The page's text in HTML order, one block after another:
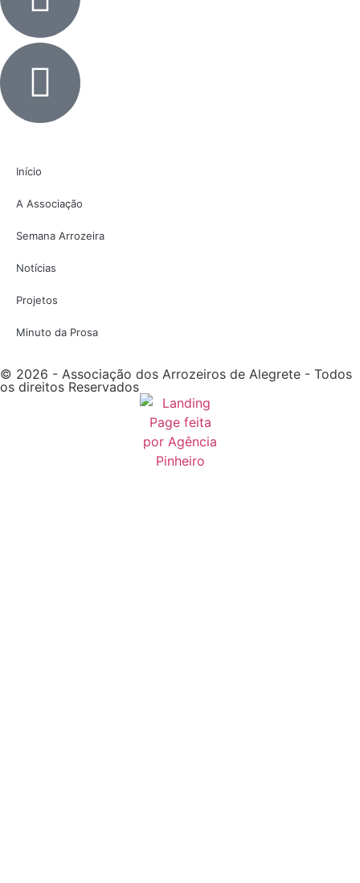
Início
A Associação
Semana Arrozeira
Notícias
Projetos
Minuto da Prosa
© 2026 - Associação dos Arrozeiros de Alegrete - Todos
os direitos Reservados